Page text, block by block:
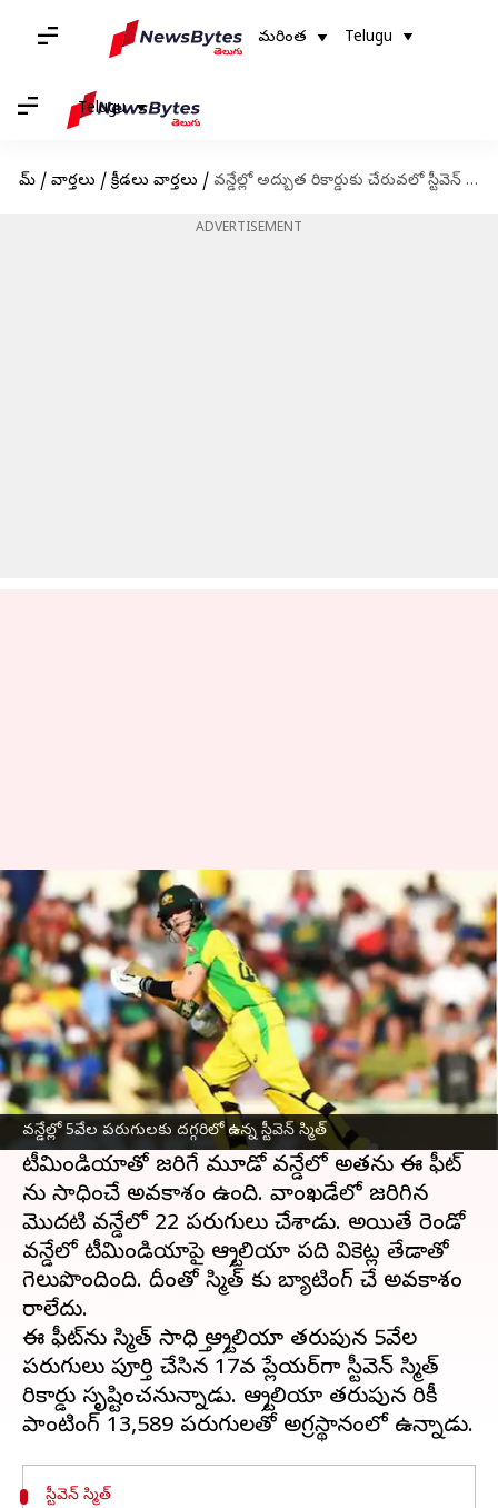
మరింత Telugu
Telugu
హోమ్ / వార్తలు / క్రీడలు వార్తలు / వన్డేల్లో అద్బుత రికార్డుకు చేరువలో స్టీవెన్ స్మిత్
ADVERTISEMENT
వన్డేల్లో 5వేల పరుగులకు దగ్గరిలో ఉన్న స్టీవెన్ స్మిత్
వన్డేల్లో అద్బుత రికార్డుకు చేరువలో
స్టీవెన్ స్మిత్
వ్రాసిన వారు Jayachandra Akuri Mar 21, 2023 03:44 pm
ఈ వార్తాకథనం ఏంటి
ఆస్ట్రేలియాస్టార్ ఆటగాడు స్టీవెన్ స్మిత్వన్డేలో అరుదైన
రికార్డుకు చేరువలో ఉన్నాడు. వన్డేలో 5వేల పరుగులు
చేయడానికి కేవలం 61 పరుగుల దూరంలో ఉన్నాడు.
టీమిండియాతో జరిగే మూడో వన్డేలో అతను ఈ ఫీట్
ను సాధించే అవకాశం ఉంది. వాంఖడేలో జరిగిన
మొదటి వన్డేలో 22 పరుగులు చేశాడు. అయితే రెండో
వన్డేలో టీమిండియాపై ఆస్ట్రేలియా పది వికెట్ల తేడాతో
గెలుపొందింది. దీంతో స్మిత్ కు బ్యాటింగ్ చేసే అవకాశం
రాలేదు.
ఈ ఫీట్‌ను స్మిత్ సాధిస్తే ఆస్ట్రేలియా తరుపున 5వేల
పరుగులు పూర్తి చేసిన 17వ ప్లేయర్‌గా స్టీవెన్ స్మిత్
రికార్డు సృష్టించనున్నాడు. ఆస్ట్రేలియా తరుపున రికీ
స్టీవెన్ స్మిత్